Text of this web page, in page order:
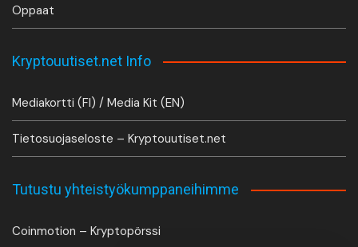
Oppaat
Kryptouutiset.net Info
Mediakortti (FI) / Media Kit (EN)
Tietosuojaseloste – Kryptouutiset.net
Tutustu yhteistyökumppaneihimme
Coinmotion – Kryptopörssi